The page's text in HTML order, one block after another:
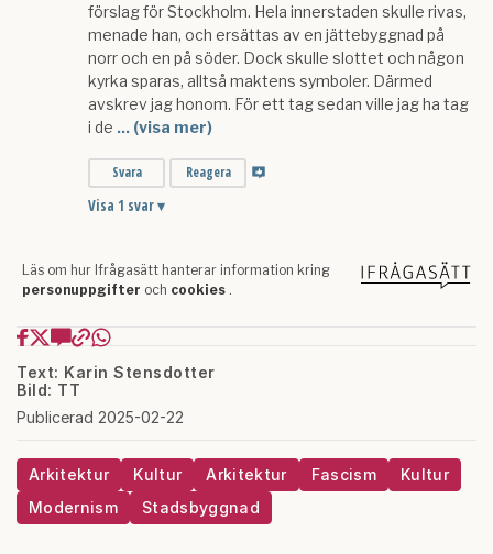
Text: Karin Stensdotter
Bild: TT
Publicerad 2025-02-22
Arkitektur Kultur Arkitektur Fascism
Kultur
Modernism
Stadsbyggnad